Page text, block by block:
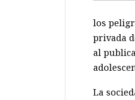
los
privada
al
La